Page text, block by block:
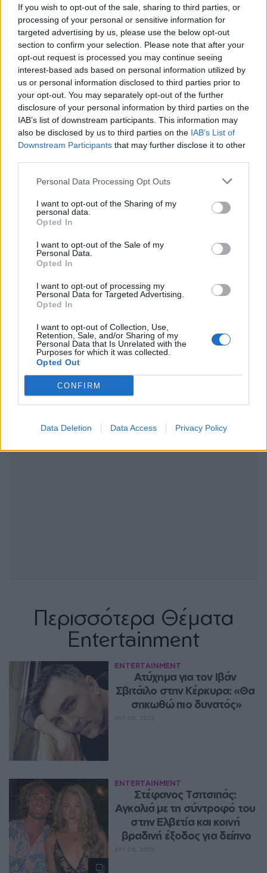
If you wish to opt-out of the sale, sharing to third parties, or
processing of your personal or sensitive information for
targeted advertising by us, please use the below opt-out
section to confirm your selection. Please note that after your
opt-out request is processed you may continue seeing
interest-based ads based on personal information utilized by
us or personal information disclosed to third parties prior to
your opt-out. You may separately opt-out of the further
disclosure of your personal information by third parties on the
IAB’s list of downstream participants. This information may
also be disclosed by us to third parties on the IAB’s List of
Downstream Participants that may further disclose it to other
Personal Data Processing Opt Outs
I want to opt-out of the Sharing of my
personal data.
Opted In
I want to opt-out of the Sale of my
Personal Data.
Opted In
I want to opt-out of processing my
Personal Data for Targeted Advertising.
Opted In
I want to opt-out of Collection, Use,
Retention, Sale, and/or Sharing of my
Personal Data that Is Unrelated with the
Purposes for which it was collected.
Opted Out
CONFIRM
Data Deletion Data Access Privacy Policy
Ακολουθήστε το Pink.gr στοGoogle Newsκαι
μάθετε πρώτοιτα πιο hot νέα
Ακολουθήστε το Pink.gr και στο
Instagram
ΔΙΑΦΗΜΙΣΗ
Περισσότερα Θέματα
Entertainment
ENTERTAINMENT
Ατύχημα για τον Ιβάν
Σβιτάιλο στην Κέρκυρα: «Θα
σηκωθώ πιο δυνατός»
ENTERTAINMENT
Στέφανος Τσιτσιπάς:
Αγκαλιά με τη σύντροφό του
στην Ελβετία και κοινή
βραδινή έξοδος για δείπνο